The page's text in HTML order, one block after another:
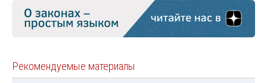
Рекомендуемые материалы